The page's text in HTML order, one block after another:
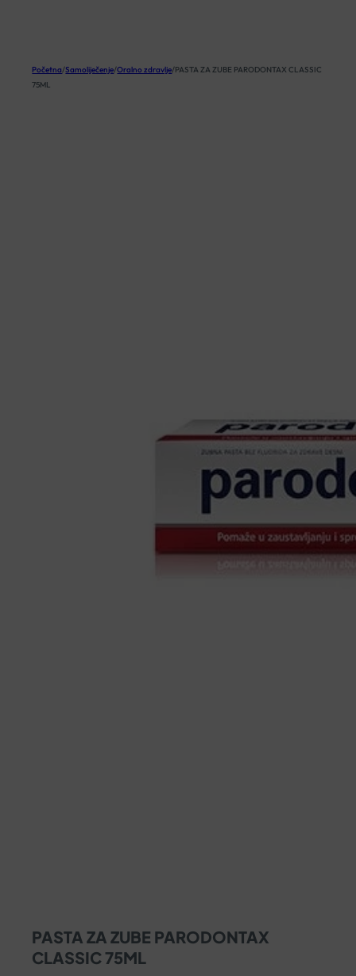
Početna/Samoliječenje/Oralno zdravlje/PASTA ZA ZUBE PARODONTAX CLASSIC
75ML
PASTA ZA ZUBE PARODONTAX
CLASSIC 75ML